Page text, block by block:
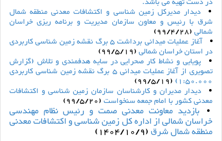
دیدار مدیرکل زمین شناسی و اکتشافات معدنی منطقه شمال
شرق با رئیس و معاون سازمان مدیریت و برنامه ریزی خراسان
شمالی(99/4/28)
آغاز عملیات میدانی برداشت 5 برگ نقشه زمین شناسی کاربردی
در استان خراسان شمالی(99/5/19)
پویایی و نشاط کار صحرایی در سایه هدفمندی و تلاش (گزارش
تصویری از آغاز عملیات میدانی 5 برگ نقشه زمین شناسی کاربردی
1:50.000)
(99/5/19)
دیدار مدیران و کارشناسان سازمان زمین شناسی و اکتشافات
معدنی کشور با امام جمعه سنخواست(99/5/20)
بازدید معاونت معدنی صمت و رئیس نظام مهندسی
خراسان شمالی از اداره کل زمین شناسی و اکتشافات معدنی
منطقه شمال شرق (1404/10/9)